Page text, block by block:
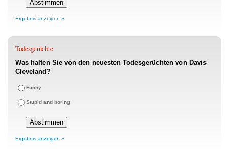
Ergebnis anzeigen »
Todesgerüchte
Was halten Sie von den neuesten Todesgerüchten von Davis
Cleveland?
Funny
Stupid and boring
Ergebnis anzeigen »